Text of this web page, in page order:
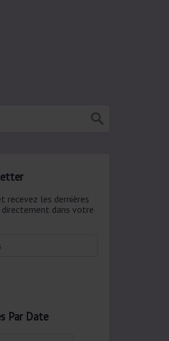
recevez les dernières
dans votre
Par Date